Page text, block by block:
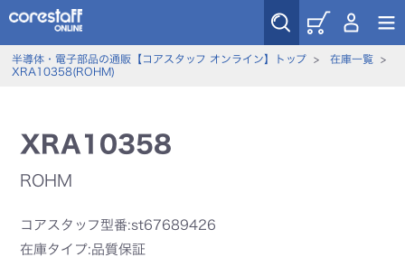
半導体・電子部品の通販【コアスタッフ オンライン】トップ> 在庫一覧>
XRA10358(ROHM)
XRA10358
ROHM
コアスタッフ型番:st67689426
在庫タイプ:品質保証